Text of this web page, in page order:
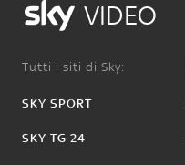
VIDEO
Tutti i siti di Sky:
SKY SPORT
SKY TG 24